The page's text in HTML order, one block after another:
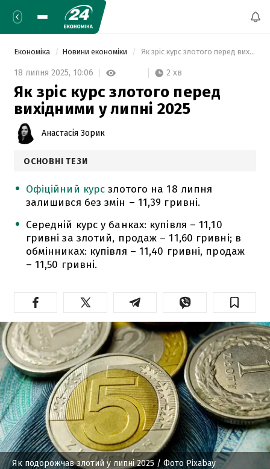
Економіка Новини економіки Як зріс курс злотого перед вихідними у липні 2025
18 липня 2025, 10:06 2 хв
Як зріс курс злотого перед
вихідними у липні 2025
Анастасія Зорик
ОСНОВНІ ТЕЗИ
Офіційний курс злотого на 18 липня
залишився без змін – 11,39 гривні.
Середній курс у банках: купівля – 11,10
гривні за злотий, продаж – 11,60 гривні; в
обмінниках: купівля – 11,40 гривні, продаж
– 11,50 гривні.
Як подорожчав злотий у липні 2025 / Фото Pixabay